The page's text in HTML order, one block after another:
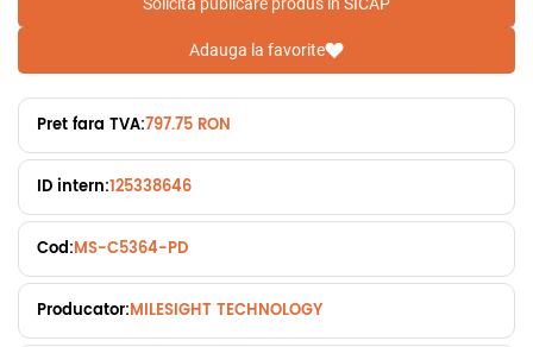
Adauga la favorite
Pret fara TVA:797.75 RON
ID intern:125338646
Cod:MS-C5364-PD
Producator:MILESIGHT TECHNOLOGY